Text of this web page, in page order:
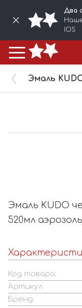
Два
Наше
IOS
Эмаль KUDO
520мл аэрозоль
Код товара:
Артикул:
Бренд: